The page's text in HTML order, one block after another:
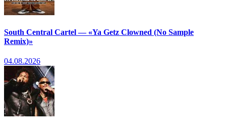
South Central Cartel — «Ya Getz Clowned (No Sample
Remix)»
04.08.2026